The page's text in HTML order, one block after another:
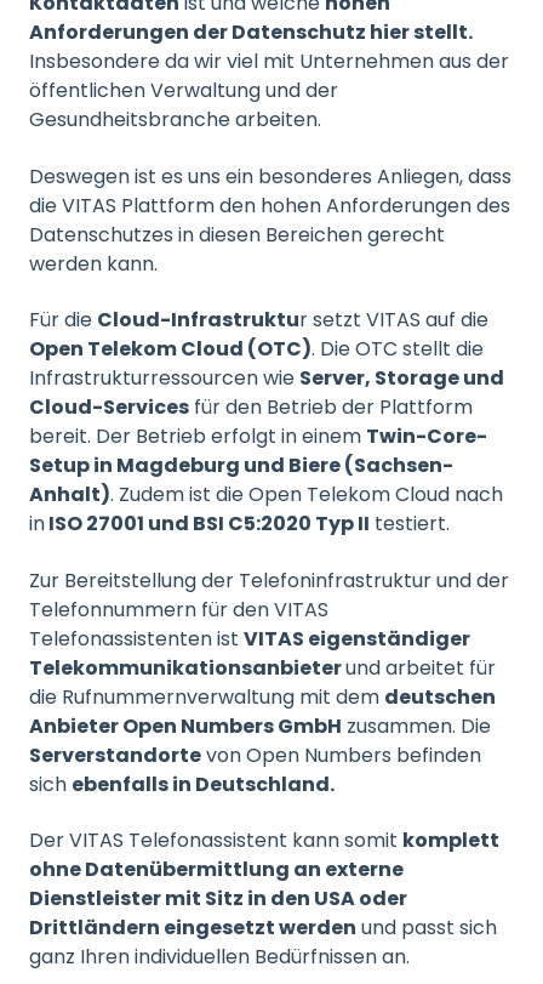
Anforderungen der Datenschutz hier stellt.
Insbesondere da wir viel mit Unternehmen aus der
öffentlichen Verwaltung und der
Gesundheitsbranche arbeiten.
Deswegen ist es uns ein besonderes Anliegen, dass
die VITAS Plattform den hohen Anforderungen des
Datenschutzes in diesen Bereichen gerecht
werden kann.
Für die Cloud-Infrastruktur setzt VITAS auf die
Open Telekom Cloud (OTC). Die OTC stellt die
Infrastrukturressourcen wie Server, Storage und
Cloud-Services für den Betrieb der Plattform
bereit. Der Betrieb erfolgt in einem Twin-Core-
Setup in Magdeburg und Biere (Sachsen-
Anhalt). Zudem ist die Open Telekom Cloud nach
inISO 27001 und BSI C5:2020 Typ II testiert.
Zur Bereitstellung der Telefoninfrastruktur und der
Telefonnummern für den VITAS
Telefonassistenten ist VITAS eigenständiger
Telekommunikationsanbieterund arbeitet für
die Rufnummernverwaltung mit dem deutschen
Anbieter Open Numbers GmbH zusammen. Die
Serverstandortevon Open Numbers befinden
sich ebenfalls in Deutschland.
Der VITAS Telefonassistent kann somit komplett
ohne Datenübermittlung an externe
Dienstleister mit Sitz in den USA oder
Drittländern eingesetzt werden und passt sich
ganz Ihren individuellen Bedürfnissen an.